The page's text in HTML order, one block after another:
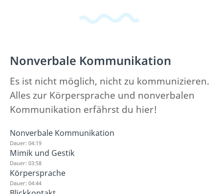
Nonverbale Kommunikation
Es ist nicht möglich, nicht zu kommunizieren.
Alles zur Körpersprache und nonverbalen
Kommunikation erfährst du hier!
Nonverbale Kommunikation
Dauer: 04:19
Mimik und Gestik
Dauer: 03:58
Körpersprache
Dauer: 04:44